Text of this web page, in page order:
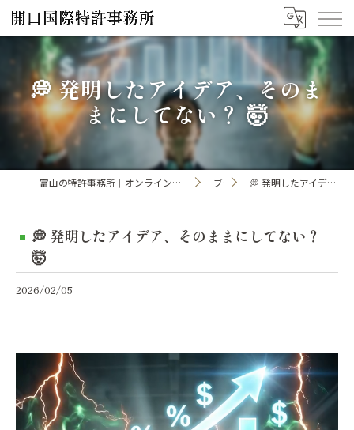
💭 発明したアイデア、そのま
まにしてない？ 🤯
富山の特許事務所｜オンライン手続き・申請・出願なら「開口国際特許事務所」 ブログ 💭 発明したアイデア、そのままにしてない？ 🤯
💭 発明したアイデア、そのままにしてない？
🤯
2026/02/05